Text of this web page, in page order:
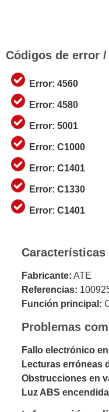
Códigos de error
Error: 4560
Error: 4580
Error: 5001
Error: C1000
Error: C1401
Error: C1330
Error: C1401
Características
Fabricante: ATE
Referencias:
Función principal:
Problemas
Fallo electrónico
Lecturas erróneas
Obstrucciones en
Luz ABS